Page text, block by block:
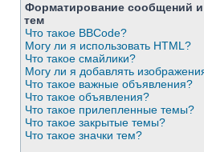
Форматирование сообщений
тем
Что такое BBCode?
Могу ли я использовать HTML?
Что такое смайлики?
Могу ли я добавлять
Что такое важные объявления?
Что такое объявления?
Что такое прилепленные темы?
Что такое закрытые темы?
Что такое значки тем?